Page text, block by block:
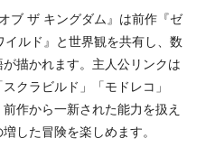
ブ ザ キングダム』は前作『ゼ
ルド』と世界観を共有し、数
描かれます。主人公リンクは
クラビルド」「モドレコ」
作から一新された能力を扱え
した冒険を楽しめます。